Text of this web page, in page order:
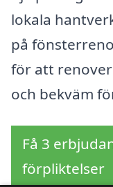
lokala
på
för att
och bekväm
Få 3
förpliktelser